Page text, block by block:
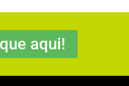
aqui!